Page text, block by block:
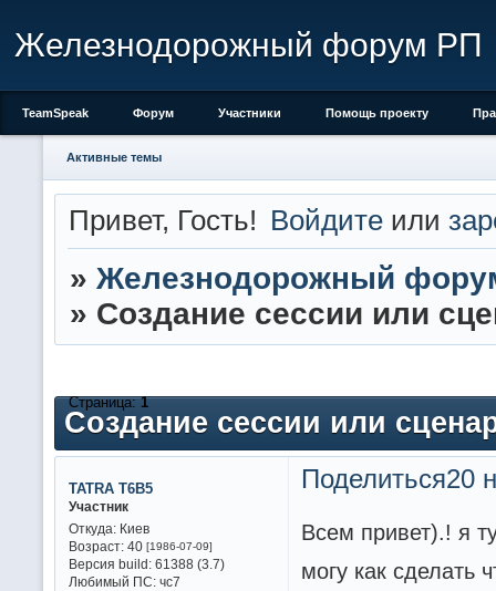
Железнодорожный форум РП
TeamSpeak Форум Участники Помощь проекту
Активные темы
Привет, Гость! Войдите или
» Железнодорожный
» Создание сессии или
Создание сессии или
Страница:1
Поделиться20
TATRA T6B5
Участник
Откуда:Киев
Возраст:40 [1986-07-09]
Версия build:61388 (3.7)
Любимый ПС:чс7
Всем привет).! я
могу как сделать